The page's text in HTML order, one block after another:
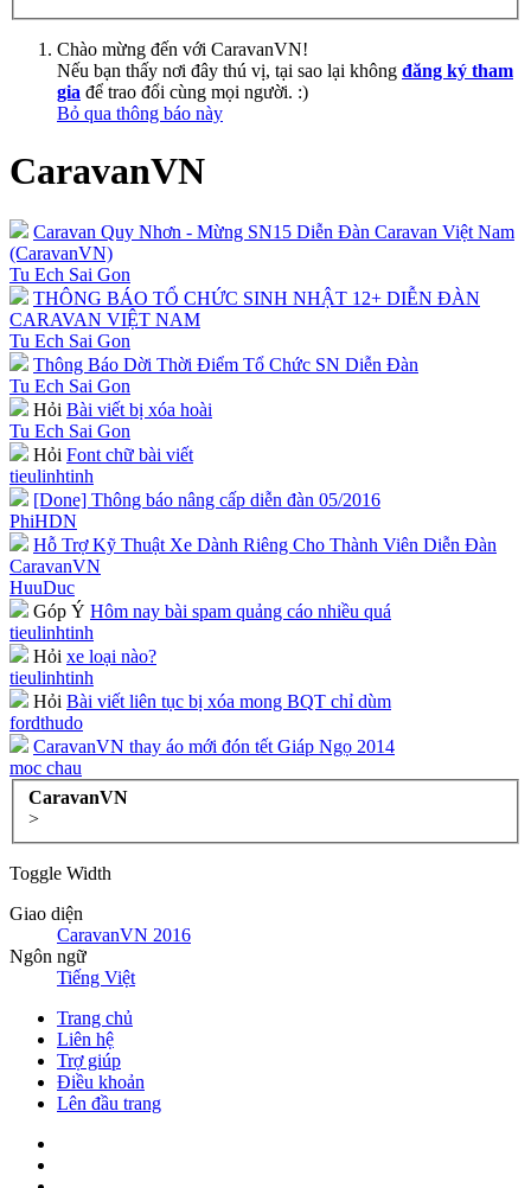
Chào mừng đến với CaravanVN!
Nếu bạn thấy nơi đây thú vị, tại sao lại không đăng ký tham
gia để trao đổi cùng mọi người. :)
Bỏ qua thông báo này
CaravanVN
Caravan Quy Nhơn - Mừng SN15 Diễn Đàn Caravan Việt Nam
(CaravanVN)
Tu Ech Sai Gon
THÔNG BÁO TỔ CHỨC SINH NHẬT 12+ DIỄN ĐÀN
CARAVAN VIỆT NAM
Tu Ech Sai Gon
Thông Báo Dời Thời Điểm Tổ Chức SN Diễn Đàn
Tu Ech Sai Gon
Hỏi Bài viết bị xóa hoài
Tu Ech Sai Gon
Hỏi Font chữ bài viết
tieulinhtinh
[Done] Thông báo nâng cấp diễn đàn 05/2016
PhiHDN
Hỗ Trợ Kỹ Thuật Xe Dành Riêng Cho Thành Viên Diễn Đàn
CaravanVN
HuuDuc
Góp Ý Hôm nay bài spam quảng cáo nhiều quá
tieulinhtinh
Hỏi xe loại nào?
tieulinhtinh
Hỏi Bài viết liên tục bị xóa mong BQT chỉ dùm
fordthudo
CaravanVN thay áo mới đón tết Giáp Ngọ 2014
moc chau
CaravanVN
>
Toggle Width
Giao diện
CaravanVN 2016
Ngôn ngữ
Tiếng Việt
Trang chủ
Liên hệ
Trợ giúp
Điều khoản
Lên đầu trang